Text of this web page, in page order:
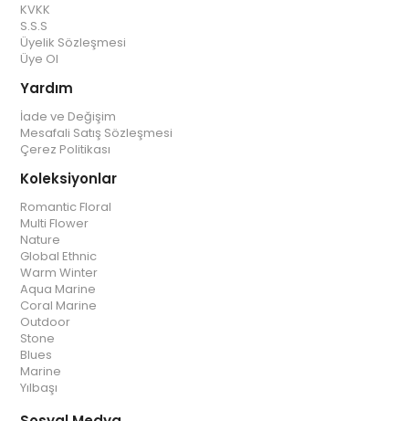
KVKK
S.S.S
Üyelik Sözleşmesi
Üye Ol
Yardım
İade ve Değişim
Mesafali Satış Sözleşmesi
Çerez Politikası
Koleksiyonlar
Romantic Floral
Multi Flower
Nature
Global Ethnic
Warm Winter
Aqua Marine
Coral Marine
Outdoor
Stone
Blues
Marine
Yılbaşı